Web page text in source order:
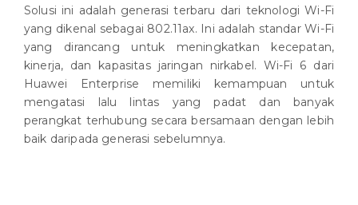
Solusi ini adalah generasi terbaru dari teknologi Wi-Fi
yang dikenal sebagai 802.11ax. Ini adalah standar Wi-Fi
yang dirancang untuk meningkatkan kecepatan,
kinerja, dan kapasitas jaringan nirkabel. Wi-Fi 6 dari
Huawei Enterprise memiliki kemampuan untuk
mengatasi lalu lintas yang padat dan banyak
perangkat terhubung secara bersamaan dengan lebih
baik daripada generasi sebelumnya.